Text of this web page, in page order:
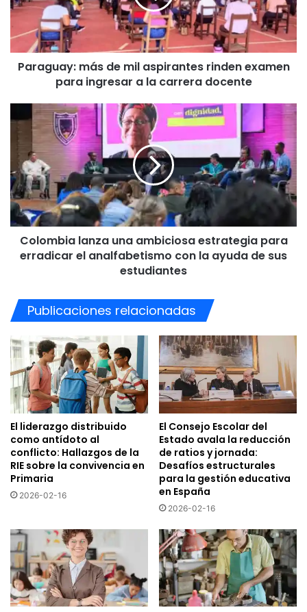
rinden
examen
para
ingresar
docente
Paraguay: más de mil aspirantes rinden examen
para ingresar a la carrera docente
Colombia
lanza
una
ambiciosa
estrategia
para
erradicar
el
analfabetismo
con
sus
estudiantes
Colombia lanza una ambiciosa estrategia para
erradicar el analfabetismo con la ayuda de sus
estudiantes
Publicaciones relacionadas
El liderazgo distribuido
como antídoto al
conflicto: Hallazgos de la
RIE sobre la convivencia en
Primaria
2026-02-16
El Consejo Escolar del
Estado avala la reducción
de ratios y jornada:
Desafíos estructurales
para la gestión educativa
en España
2026-02-16